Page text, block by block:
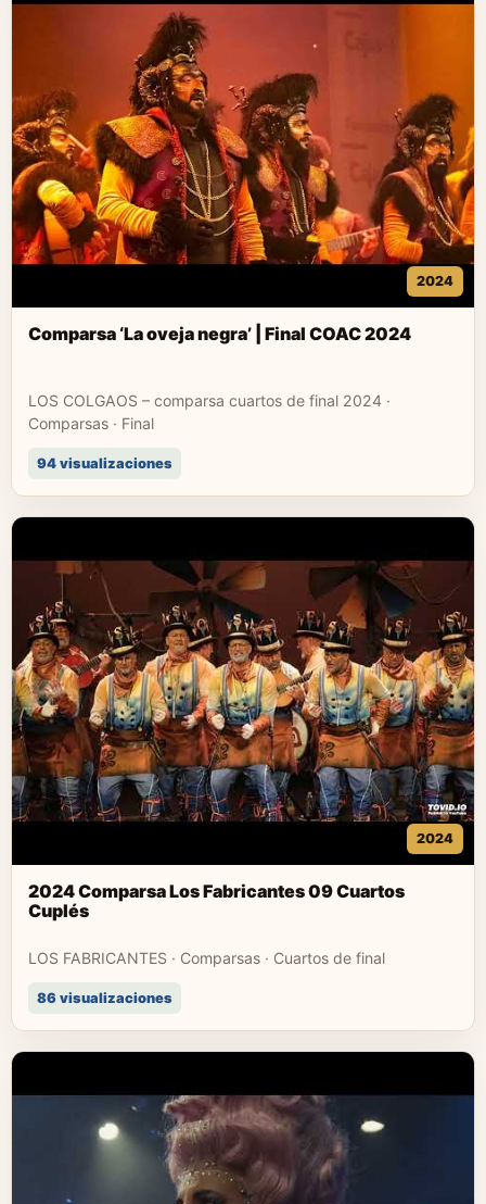
2024
Comparsa ‘La oveja negra’ | Final COAC 2024
LOS COLGAOS – comparsa cuartos de final 2024 ·
Comparsas · Final
94 visualizaciones
2024
2024 Comparsa Los Fabricantes 09 Cuartos
Cuplés
LOS FABRICANTES · Comparsas · Cuartos de final
86 visualizaciones